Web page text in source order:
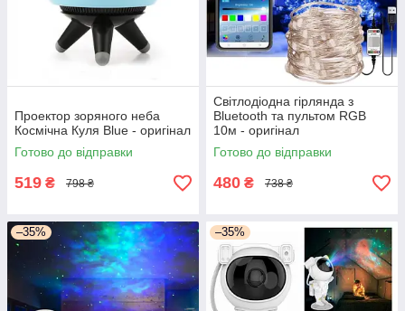
Проектор зоряного неба
Космічна Куля Blue - оригінал
Готово до відправки
519 ₴ 798 ₴
Світлодіодна гірлянда з
Bluetooth та пультом RGB
10м - оригінал
Готово до відправки
480 ₴ 738 ₴
–35% –35%